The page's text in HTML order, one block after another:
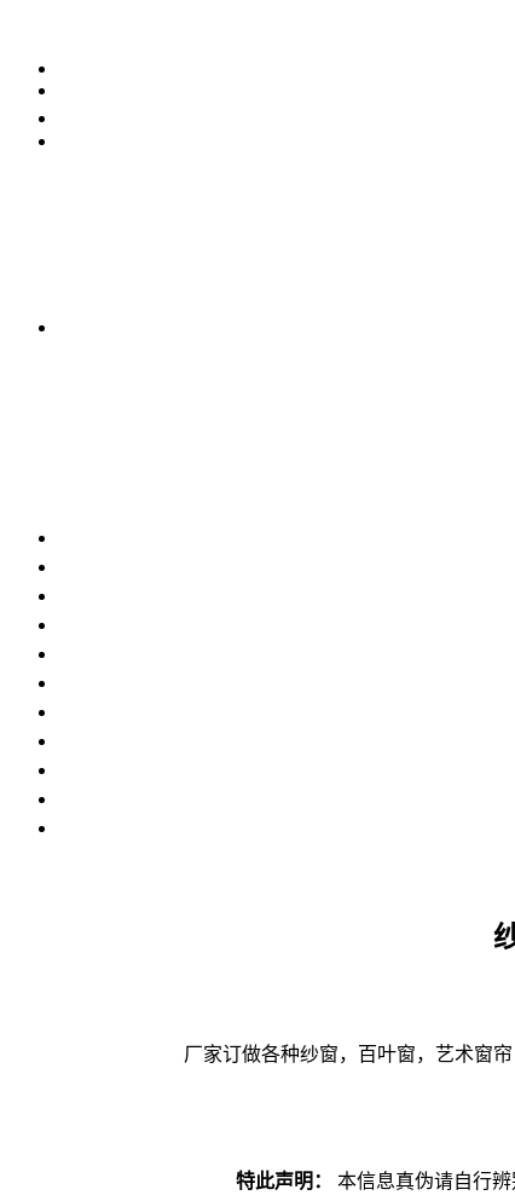
厂家订做各种纱窗，百叶窗，艺术窗
特此声明： 本信息真伪请自行